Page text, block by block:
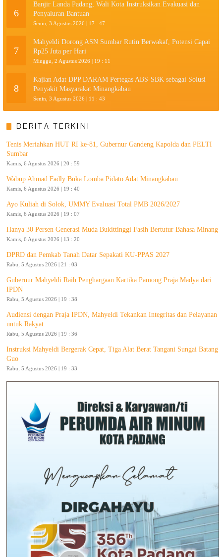
6
Banjir Landa Padang, Wali Kota Instruksikan Evakuasi dan
Penyaluran Bantuan
Senin, 3 Agustus 2026 | 17 : 47
7
Mahyeldi Dorong ASN Sumbar Rutin Berwakaf, Potensi Capai
Rp25 Juta per Hari
Minggu, 2 Agustus 2026 | 19 : 11
8
Kajian Adat DPP DARAM Pertegas ABS-SBK sebagai Solusi
Penyakit Masyarakat Minangkabau
Senin, 3 Agustus 2026 | 11 : 43
BERITA TERKINI
Tenis Meriahkan HUT RI ke-81, Gubernur Gandeng Kapolda dan PELTI
Sumbar
Kamis, 6 Agustus 2026 | 20 : 59
Wabup Ahmad Fadly Buka Lomba Pidato Adat Minangkabau
Kamis, 6 Agustus 2026 | 19 : 40
Ayo Kuliah di Solok, UMMY Evaluasi Total PMB 2026/2027
Kamis, 6 Agustus 2026 | 19 : 07
Hanya 30 Persen Generasi Muda Bukittinggi Fasih Bertutur Bahasa Minang
Kamis, 6 Agustus 2026 | 13 : 20
DPRD dan Pemkab Tanah Datar Sepakati KU-PPAS 2027
Rabu, 5 Agustus 2026 | 21 : 03
Gubernur Mahyeldi Raih Penghargaan Kartika Pamong Praja Madya dari
IPDN
Rabu, 5 Agustus 2026 | 19 : 38
Audiensi dengan Praja IPDN, Mahyeldi Tekankan Integritas dan Pelayanan
untuk Rakyat
Rabu, 5 Agustus 2026 | 19 : 36
Instruksi Mahyeldi Bergerak Cepat, Tiga Alat Berat Tangani Sungai Batang
Guo
Rabu, 5 Agustus 2026 | 19 : 33